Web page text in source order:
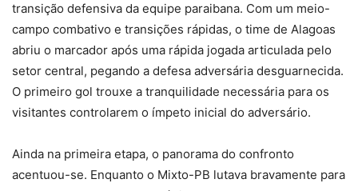
transição defensiva da equipe paraibana. Com um meio-
campo combativo e transições rápidas, o time de Alagoas
abriu o marcador após uma rápida jogada articulada pelo
setor central, pegando a defesa adversária desguarnecida.
O primeiro gol trouxe a tranquilidade necessária para os
visitantes controlarem o ímpeto inicial do adversário.
Ainda na primeira etapa, o panorama do confronto
acentuou-se. Enquanto o Mixto-PB lutava bravamente para